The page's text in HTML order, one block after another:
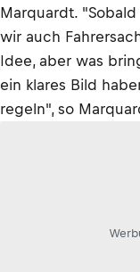
Marquardt.
wir auch
Idee, aber was
ein klares Bild
regeln", so